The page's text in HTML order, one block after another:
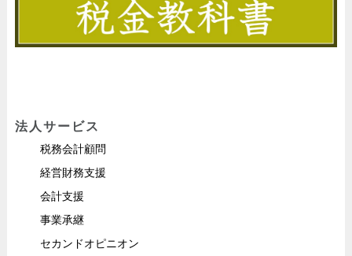
法人サービス
税務会計顧問
経営財務支援
会計支援
事業承継
セカンドオピニオン